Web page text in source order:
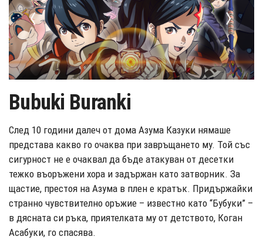
Bubuki Buranki
След 10 години далеч от дома Азума Казуки нямаше
представа какво го очаква при завръщането му. Той със
сигурност не е очаквал да бъде атакуван от десетки
тежко въоръжени хора и задържан като затворник. За
щастие, престоя на Азума в плен е кратък. Придържайки
странно чувствително оръжие – известно като “Бубуки” –
в дясната си ръка, приятелката му от детството, Коган
Асабуки, го спасява.